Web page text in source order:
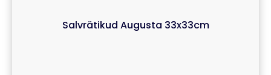
Salvrätikud Augusta 33x33cm